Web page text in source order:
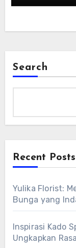
Search
Recent Posts
Yulika Florist:
Bunga yang
Inspirasi Kado
Ungkapkan